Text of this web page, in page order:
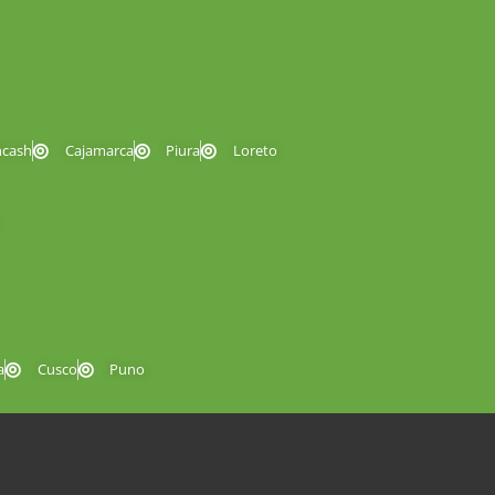
Cajamarca Piura Loreto
Cusco Puno